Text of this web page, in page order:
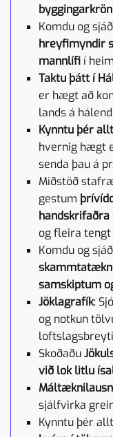
Komdu og
hreyfimyndir
mannlífi í
Taktu þátt í
er hægt að
lands á
Kynntu þér
hvernig hægt
senda þau á
Miðstöð
gestum
og fleira
Komdu og
samskiptum
Jöklagrafík:
og notkun
Skoðaðu
við lok litlu
sjálfvirka
Kynntu þér